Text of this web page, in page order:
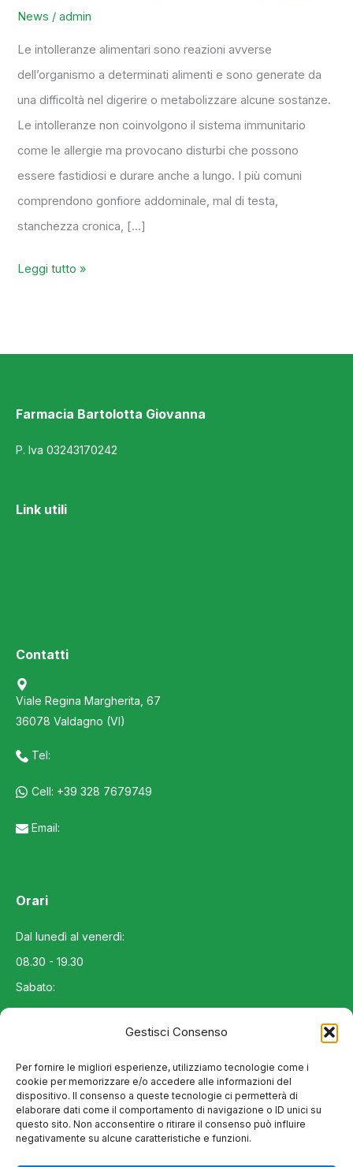
Gestisci Consenso
Per fornire le migliori esperienze, utilizziamo tecnologie come i
cookie per memorizzare e/o accedere alle informazioni del
dispositivo. Il consenso a queste tecnologie ci permetterà di
elaborare dati come il comportamento di navigazione o ID unici su
questo sito. Non acconsentire o ritirare il consenso può influire
negativamente su alcune caratteristiche e funzioni.
News /admin
Le intolleranze alimentari sono reazioni avverse
dell’organismo a determinati alimenti e sono generate da
una difficoltà nel digerire o metabolizzare alcune sostanze.
Le intolleranze non coinvolgono il sistema immunitario
come le allergie ma provocano disturbi che possono
essere fastidiosi e durare anche a lungo. I più comuni
comprendono gonfiore addominale, mal di testa,
stanchezza cronica, […]
Leggi tutto »
Farmacia Bartolotta Giovanna
P. Iva 03243170242
Link utili
Contatti
Viale Regina Margherita, 67
36078 Valdagno (VI)
Tel:
Cell: +39 328 7679749
Email:
Orari
Dal lunedì al venerdì:
08.30 - 19.30
Sabato:
08.30 - 12.30
chiuso
Seguici su
Facebook
Instagram